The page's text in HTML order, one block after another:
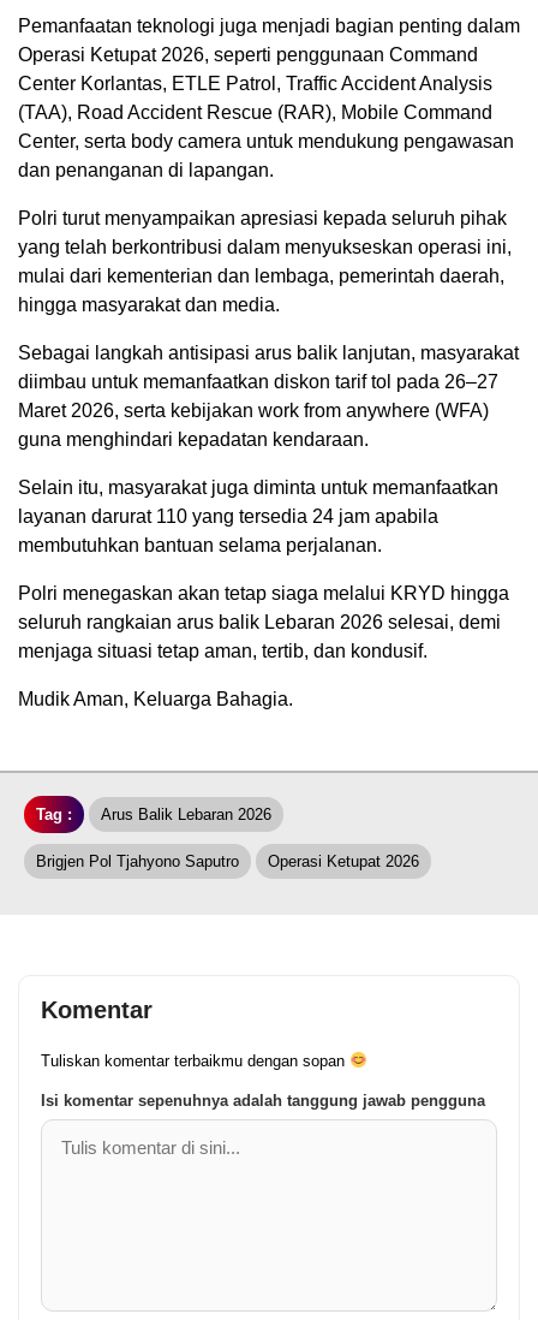
Pemanfaatan teknologi juga menjadi bagian penting dalam
Operasi Ketupat 2026, seperti penggunaan Command
Center Korlantas, ETLE Patrol, Traffic Accident Analysis
(TAA), Road Accident Rescue (RAR), Mobile Command
Center, serta body camera untuk mendukung pengawasan
dan penanganan di lapangan.
Polri turut menyampaikan apresiasi kepada seluruh pihak
yang telah berkontribusi dalam menyukseskan operasi ini,
mulai dari kementerian dan lembaga, pemerintah daerah,
hingga masyarakat dan media.
Sebagai langkah antisipasi arus balik lanjutan, masyarakat
diimbau untuk memanfaatkan diskon tarif tol pada 26–27
Maret 2026, serta kebijakan work from anywhere (WFA)
guna menghindari kepadatan kendaraan.
Selain itu, masyarakat juga diminta untuk memanfaatkan
layanan darurat 110 yang tersedia 24 jam apabila
membutuhkan bantuan selama perjalanan.
Polri menegaskan akan tetap siaga melalui KRYD hingga
seluruh rangkaian arus balik Lebaran 2026 selesai, demi
menjaga situasi tetap aman, tertib, dan kondusif.
Mudik Aman, Keluarga Bahagia.
Tag : Arus Balik Lebaran 2026
Brigjen Pol Tjahyono Saputro Operasi Ketupat 2026
Komentar
Tuliskan komentar terbaikmu dengan sopan
Isi komentar sepenuhnya adalah tanggung jawab pengguna